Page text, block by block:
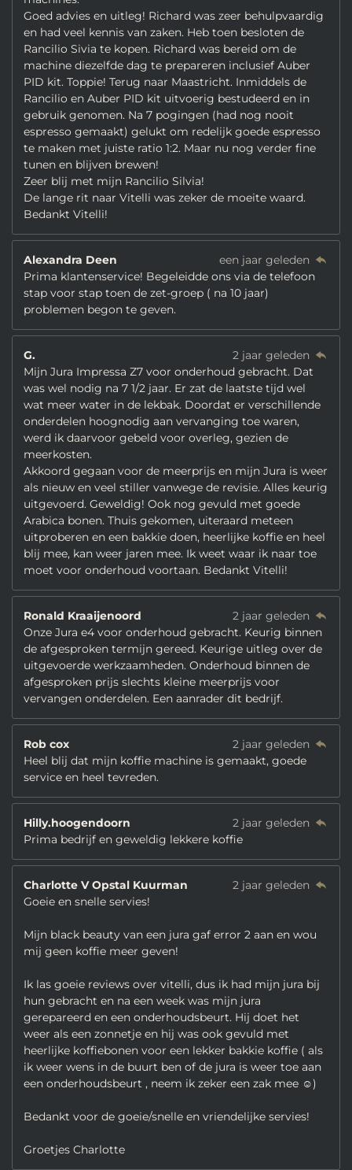
Goed advies en uitleg! Richard was zeer behulpvaardig
en had veel kennis van zaken. Heb toen besloten de
Rancilio Sivia te kopen. Richard was bereid om de
machine diezelfde dag te prepareren inclusief Auber
PID kit. Toppie! Terug naar Maastricht. Inmiddels de
Rancilio en Auber PID kit uitvoerig bestudeerd en in
gebruik genomen. Na 7 pogingen (had nog nooit
espresso gemaakt) gelukt om redelijk goede espresso
te maken met juiste ratio 1:2. Maar nu nog verder fine
tunen en blijven brewen!
Zeer blij met mijn Rancilio Silvia!
De lange rit naar Vitelli was zeker de moeite waard.
Bedankt Vitelli!
Alexandra Deen
een jaar geleden
Prima klantenservice! Begeleidde ons via de telefoon
stap voor stap toen de zet-groep ( na 10 jaar)
problemen begon te geven.
G.
2 jaar geleden
Mijn Jura Impressa Z7 voor onderhoud gebracht. Dat
was wel nodig na 7 1/2 jaar. Er zat de laatste tijd wel
wat meer water in de lekbak. Doordat er verschillende
onderdelen hoognodig aan vervanging toe waren,
werd ik daarvoor gebeld voor overleg, gezien de
meerkosten.
Akkoord gegaan voor de meerprijs en mijn Jura is weer
als nieuw en veel stiller vanwege de revisie. Alles keurig
uitgevoerd. Geweldig! Ook nog gevuld met goede
Arabica bonen. Thuis gekomen, uiteraard meteen
uitproberen en een bakkie doen, heerlijke koffie en heel
blij mee, kan weer jaren mee. Ik weet waar ik naar toe
moet voor onderhoud voortaan. Bedankt Vitelli!
Ronald Kraaijenoord
2 jaar geleden
Onze Jura e4 voor onderhoud gebracht. Keurig binnen
de afgesproken termijn gereed. Keurige uitleg over de
uitgevoerde werkzaamheden. Onderhoud binnen de
afgesproken prijs slechts kleine meerprijs voor
vervangen onderdelen. Een aanrader dit bedrijf.
Rob cox
2 jaar geleden
Heel blij dat mijn koffie machine is gemaakt, goede
service en heel tevreden.
Hilly.hoogendoorn
2 jaar geleden
Prima bedrijf en geweldig lekkere koffie
Charlotte V Opstal Kuurman
2 jaar geleden
Goeie en snelle servies!
Mijn black beauty van een jura gaf error 2 aan en wou
mij geen koffie meer geven!
Ik las goeie reviews over vitelli, dus ik had mijn jura bij
hun gebracht en na een week was mijn jura
gerepareerd en een onderhoudsbeurt. Hij doet het
weer als een zonnetje en hij was ook gevuld met
heerlijke koffiebonen voor een lekker bakkie koffie ( als
ik weer wens in de buurt ben of de jura is weer toe aan
een onderhoudsbeurt , neem ik zeker een zak mee ☺️)
Bedankt voor de goeie/snelle en vriendelijke servies!
Groetjes Charlotte